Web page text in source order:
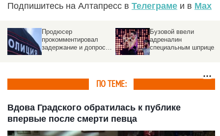
Подпишитесь на Алтапресс в Телеграме и в Max
Бузовой ввели
адреналин
специальным шприцем
Разразился матерный
скандал на премии
звезд шансона
ПО ТЕМЕ:
Вдова Градского обратилась к публике
впервые после смерти певца